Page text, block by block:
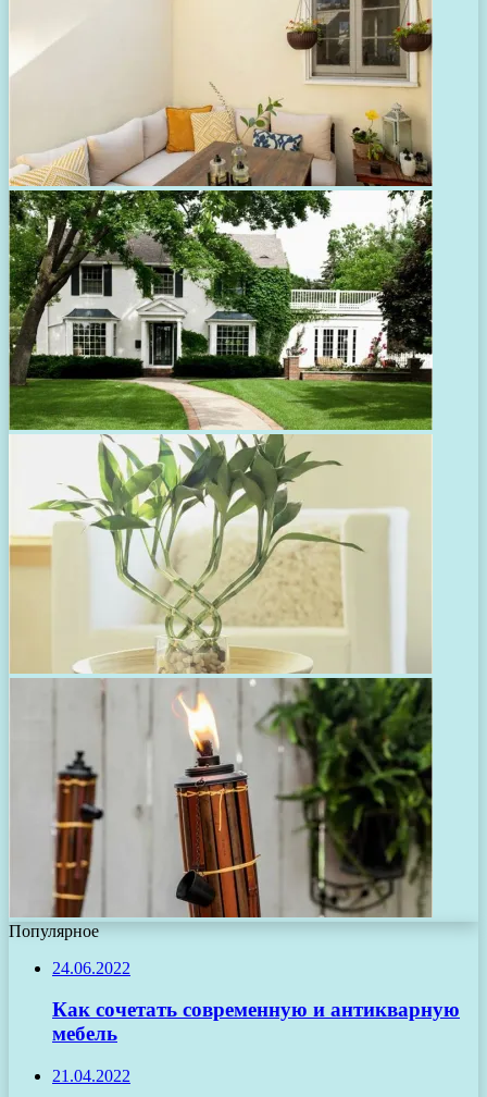
Популярное
24.06.2022
Как сочетать современную и антикварную
мебель
21.04.2022